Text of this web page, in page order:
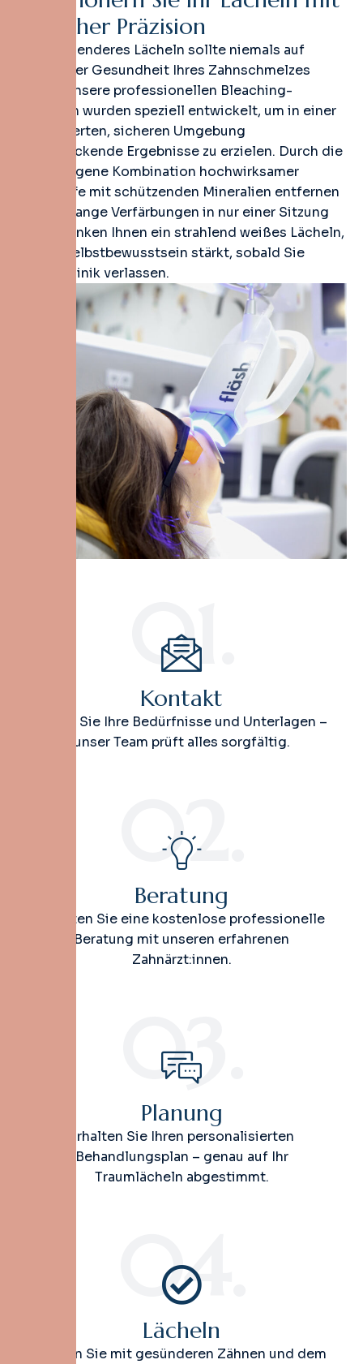
her Präzision
Ein strahlenderes Lächeln sollte niemals auf
Kosten der Gesundheit Ihres Zahnschmelzes
gehen. Unsere professionellen Bleaching-
Verfahren wurden speziell entwickelt, um in einer
kontrollierten, sicheren Umgebung
beeindruckende Ergebnisse zu erzielen. Durch die
ausgewogene Kombination hochwirksamer
Wirkstoffe mit schützenden Mineralien entfernen
wir jahrelange Verfärbungen in nur einer Sitzung
und schenken Ihnen ein strahlend weißes Lächeln,
das Ihr Selbstbewusstsein stärkt, sobald Sie
unsere Klinik verlassen.
01.
Kontakt
Teilen Sie Ihre Bedürfnisse und Unterlagen –
unser Team prüft alles sorgfältig.
02.
Beratung
Erhalten Sie eine kostenlose professionelle
Beratung mit unseren erfahrenen
Zahnärzt:innen.
03.
Planung
Erhalten Sie Ihren personalisierten
Behandlungsplan – genau auf Ihr
Traumlächeln abgestimmt.
04.
Lächeln
Kehren Sie mit gesünderen Zähnen und dem